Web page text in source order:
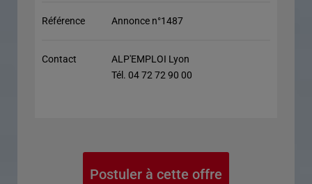
Référence Annonce n°1487
Contact
ALP'EMPLOI Lyon
Tél. 04 72 72 90 00
Postuler à cette offre